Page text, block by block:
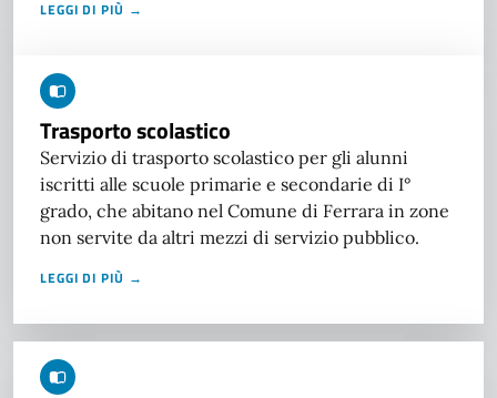
LEGGI DI PIÙ →
Trasporto scolastico
Servizio di trasporto scolastico per gli alunni
iscritti alle scuole primarie e secondarie di I°
grado, che abitano nel Comune di Ferrara in zone
non servite da altri mezzi di servizio pubblico.
LEGGI DI PIÙ →